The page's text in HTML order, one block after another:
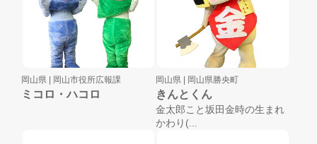
岡山県 | 岡山市役所広報課
ミコロ・ハコロ
岡山県 | 岡山県勝央町
きんとくん
金太郎こと坂田金時の生まれ
かわり(...